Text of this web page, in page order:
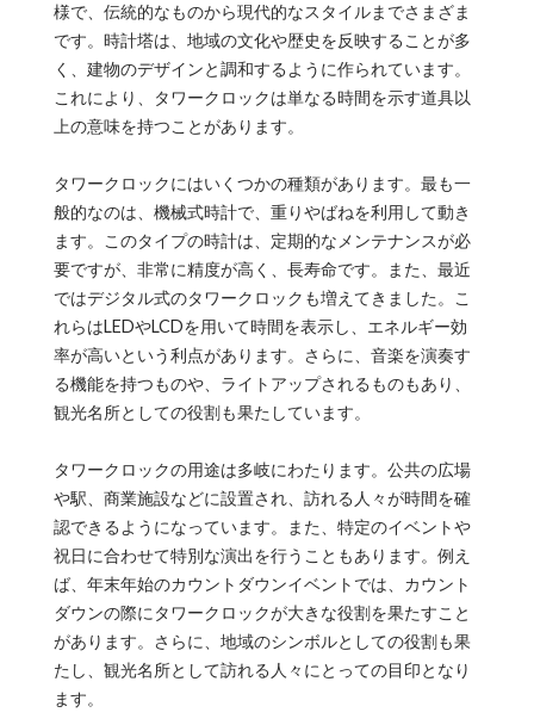
様で、伝統的なものから現代的なスタイルまでさまざま
です。時計塔は、地域の文化や歴史を反映することが多
く、建物のデザインと調和するように作られています。
これにより、タワークロックは単なる時間を示す道具以
上の意味を持つことがあります。
タワークロックにはいくつかの種類があります。最も一
般的なのは、機械式時計で、重りやばねを利用して動き
ます。このタイプの時計は、定期的なメンテナンスが必
要ですが、非常に精度が高く、長寿命です。また、最近
ではデジタル式のタワークロックも増えてきました。こ
れらはLEDやLCDを用いて時間を表示し、エネルギー効
率が高いという利点があります。さらに、音楽を演奏す
る機能を持つものや、ライトアップされるものもあり、
観光名所としての役割も果たしています。
タワークロックの用途は多岐にわたります。公共の広場
や駅、商業施設などに設置され、訪れる人々が時間を確
認できるようになっています。また、特定のイベントや
祝日に合わせて特別な演出を行うこともあります。例え
ば、年末年始のカウントダウンイベントでは、カウント
ダウンの際にタワークロックが大きな役割を果たすこと
があります。さらに、地域のシンボルとしての役割も果
たし、観光名所として訪れる人々にとっての目印となり
ます。